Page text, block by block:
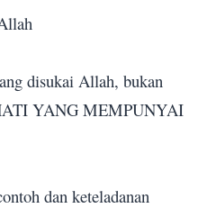
disukai Allah, bukan
YANG MEMPUNYAI
dan keteladanan